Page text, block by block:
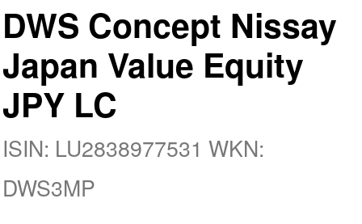
DWS Concept Nissay
Japan Value Equity
JPY LC
ISIN: LU2838977531 WKN:
DWS3MP